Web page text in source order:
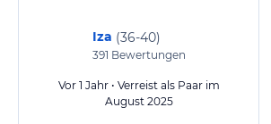
Iza (36-40)
391 Bewertungen
Vor 1 Jahr • Verreist als Paar im
August 2025